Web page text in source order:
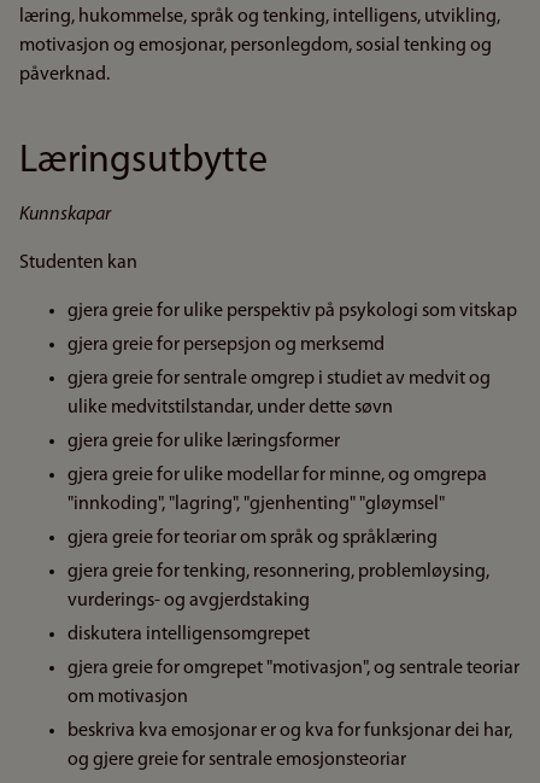
læring, hukommelse, språk og tenking, intelligens, utvikling,
motivasjon og emosjonar, personlegdom, sosial tenking og
påverknad.
Læringsutbytte
Kunnskapar
Studenten kan
gjera greie for ulike perspektiv på psykologi som vitskap
gjera greie for persepsjon og merksemd
gjera greie for sentrale omgrep i studiet av medvit og
ulike medvitstilstandar, under dette søvn
gjera greie for ulike læringsformer
gjera greie for ulike modellar for minne, og omgrepa
"innkoding", "lagring", "gjenhenting" "gløymsel"
gjera greie for teoriar om språk og språklæring
gjera greie for tenking, resonnering, problemløysing,
vurderings- og avgjerdstaking
diskutera intelligensomgrepet
gjera greie for omgrepet "motivasjon", og sentrale teoriar
om motivasjon
beskriva kva emosjonar er og kva for funksjonar dei har,
og gjere greie for sentrale emosjonsteoriar